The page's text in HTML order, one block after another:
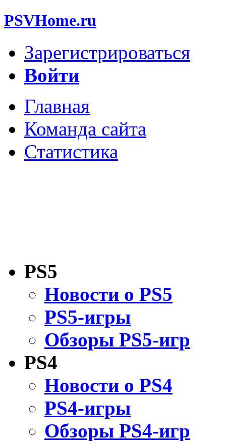
PSVHome.ru
Зарегистрироваться
Войти
Главная
Команда сайта
Статистика
PS5
Новости о PS5
PS5-игры
Обзоры PS5-игр
PS4
Новости о PS4
PS4-игры
Обзоры PS4-игр